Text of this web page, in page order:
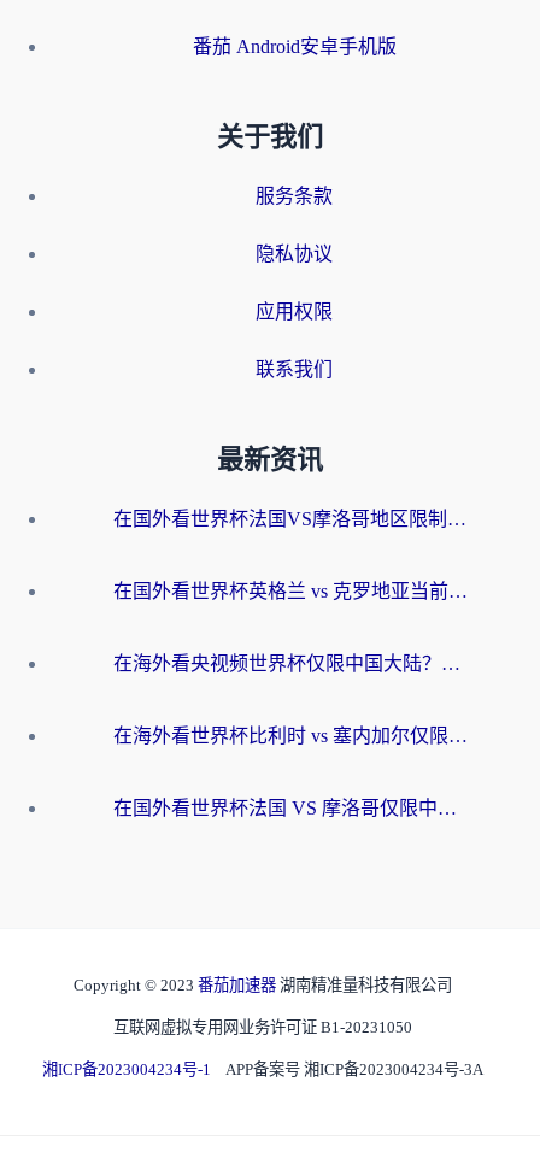
番茄 Android安卓手机版
关于我们
服务条款
隐私协议
应用权限
联系我们
最新资讯
在国外看世界杯法国VS摩洛哥地区限制？这篇指南让你流畅看中文解说无压力
在国外看世界杯英格兰 vs 克罗地亚当前地区不可播放？这篇指南帮你搞定所有海外观赛难题
在海外看央视频世界杯仅限中国大陆？这篇指南帮你解锁中文解说+无卡顿直播
在海外看世界杯比利时 vs 塞内加尔仅限中国大陆？我找到了最流畅的中文解说之路
在国外看世界杯法国 VS 摩洛哥仅限中国大陆？海外党这样看中文解说赛事不卡顿
Copyright © 2023 番茄加速器 湖南精准量科技有限公司
互联网虚拟专用网业务许可证 B1-20231050
湘ICP备2023004234号-1 APP备案号 湘ICP备2023004234号-3A